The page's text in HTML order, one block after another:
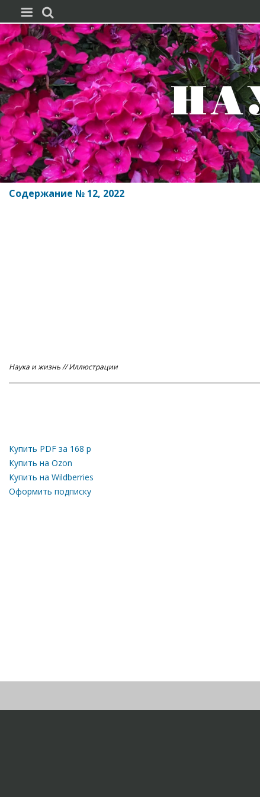
 
Содержание № 12, 2022
Наука и жизнь // Иллюстрации
Купить PDF за 168 р
Купить на Ozon
Купить на Wildberries
Оформить подписку